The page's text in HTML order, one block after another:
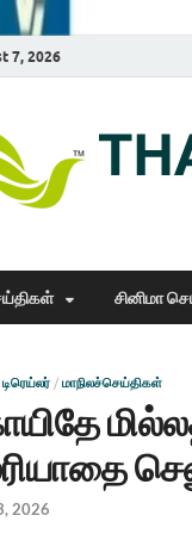
7, 2026
சினிமா
/ மாநிலச்செய்திகள்
2026